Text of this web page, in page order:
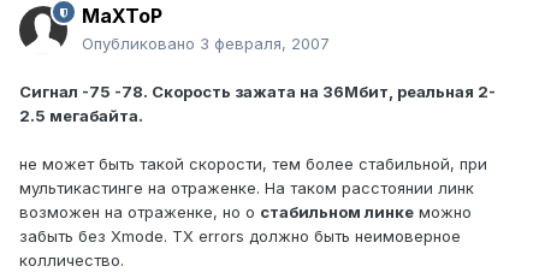
MaXToP
Опубликовано 3 февраля, 2007
Сигнал -75 -78. Скорость зажата на 36Мбит, реальная 2-
2.5 мегабайта.
не может быть такой скорости, тем более стабильной, при
мультикастинге на отраженке. На таком расстоянии линк
возможен на отраженке, но о стабильном линке можно
забыть без Xmode. TX errors должно быть неимоверное
колличество.